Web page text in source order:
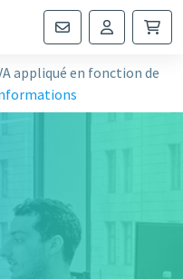
appliqué en fonction de